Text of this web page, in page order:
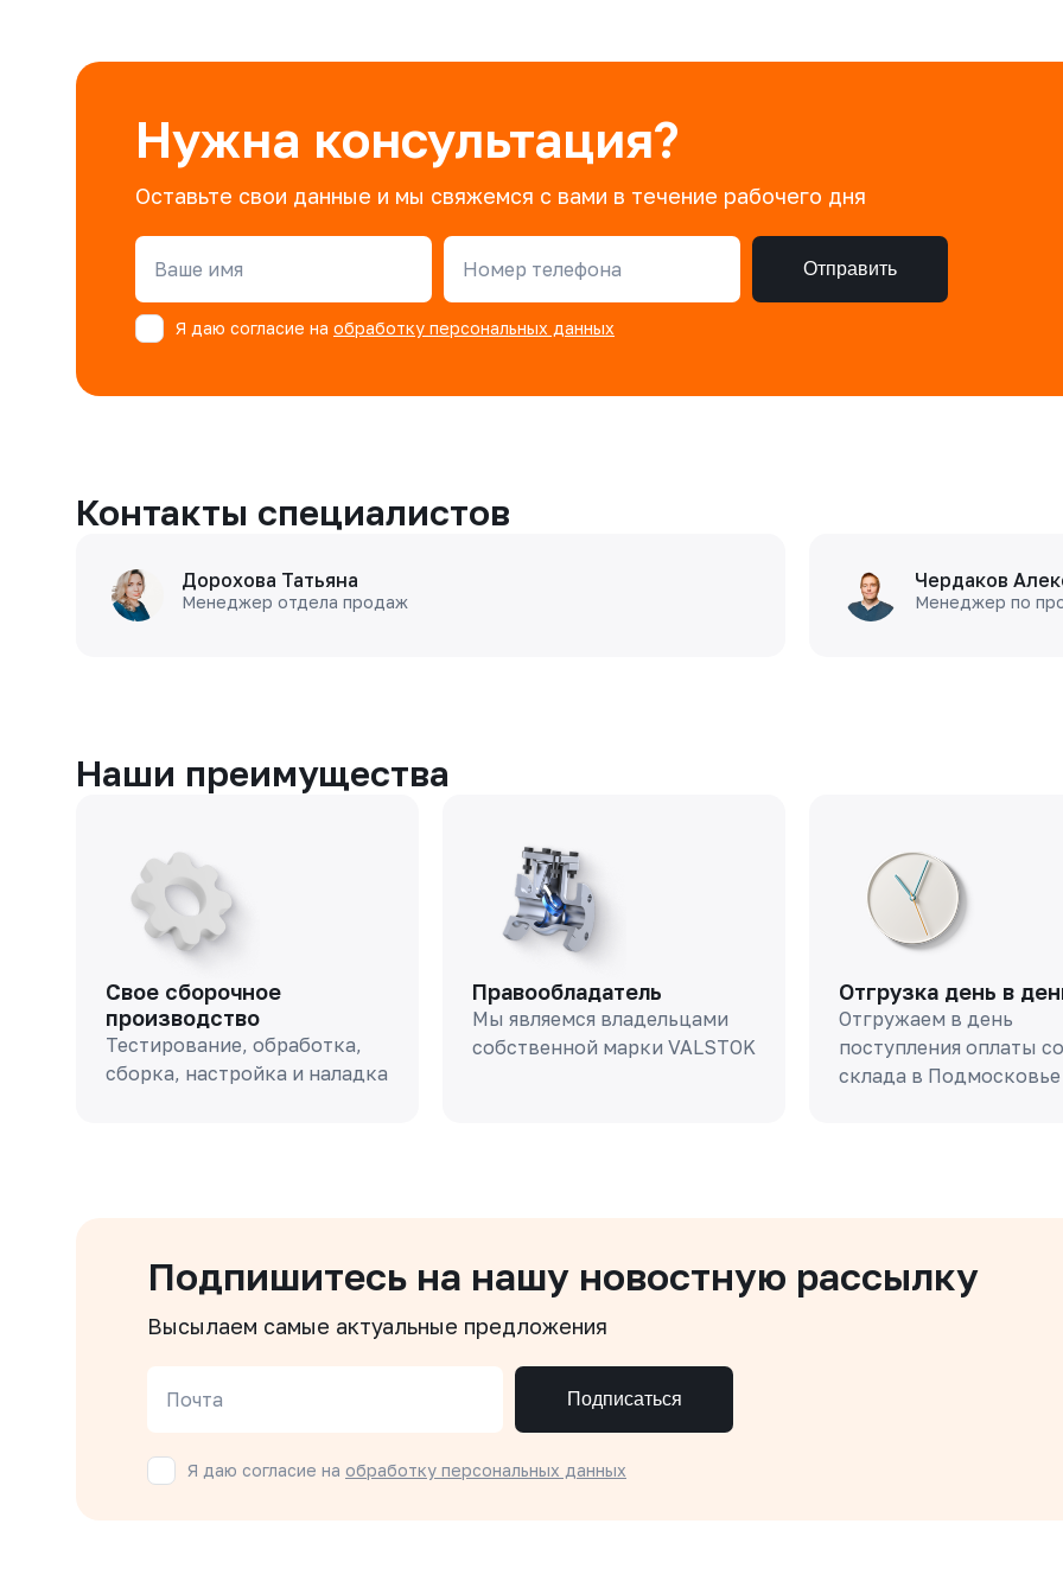
Нужна консультация?
Оставьте свои данные и мы свяжемся с вами в течение рабочего дня
Ваше имя Номер телефона Отправить
Я даю согласие на обработку персональных данных
Контакты специалистов
Дорохова Татьяна
Менеджер отдела продаж
Чердаков
Менеджер по
Наши преимущества
Свое сборочное
производство
Тестирование, обработка,
сборка, настройка и наладка
Правообладатель
Мы являемся владельцами
собственной марки VALSTOK
Отгрузка день в
Отгружаем в день
поступления оплаты со
склада в Подмосковье
Подпишитесь на нашу новостную рассылку
Высылаем самые актуальные предложения
Почта Подписаться
Я даю согласие на обработку персональных данных